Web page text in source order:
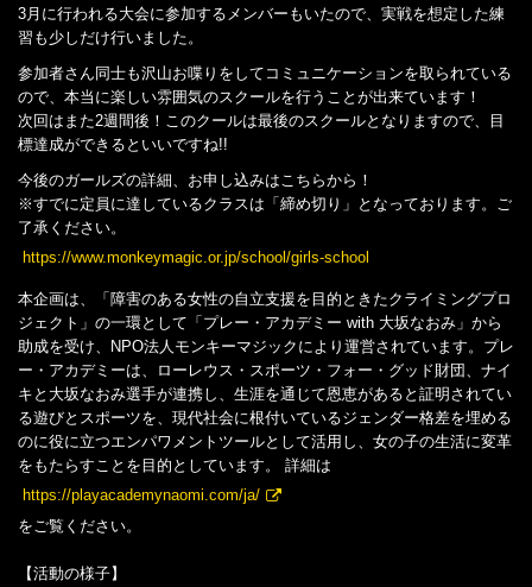
3月に行われる大会に参加するメンバーもいたので、実戦を想定した練
習も少しだけ行いました。
参加者さん同士も沢山お喋りをしてコミュニケーションを取られている
ので、本当に楽しい雰囲気のスクールを行うことが出来ています！
次回はまた2週間後！このクールは最後のスクールとなりますので、目
標達成ができるといいですね!!
今後のガールズの詳細、お申し込みはこちらから！
※すでに定員に達しているクラスは「締め切り」となっております。ご
了承ください。
https://www.monkeymagic.or.jp/school/girls-school
本企画は、「障害のある女性の自立支援を目的ときたクライミングプロ
ジェクト」の一環として「プレー・アカデミー with 大坂なおみ」から
助成を受け、NPO法人モンキーマジックにより運営されています。プレ
ー・アカデミーは、ローレウス・スポーツ・フォー・グッド財団、ナイ
キと大坂なおみ選手が連携し、生涯を通じて恩恵があると証明されてい
る遊びとスポーツを、現代社会に根付いているジェンダー格差を埋める
のに役に立つエンパワメントツールとして活用し、女の子の生活に変革
をもたらすことを目的としています。 詳細は
https://playacademynaomi.com/ja/
をご覧ください。
【活動の様子】